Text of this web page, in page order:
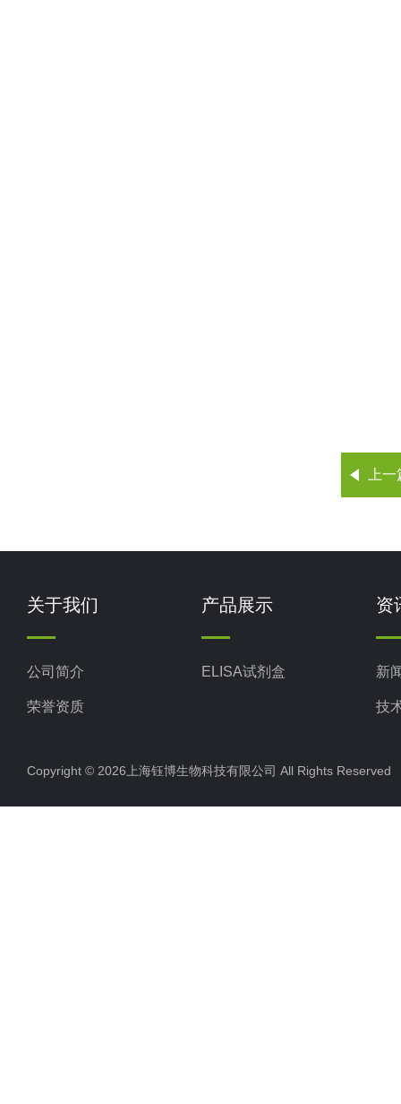
上
关于我们
公司简介
荣誉资质
产品展示
ELISA试剂盒
资
新
技
Copyright © 2026上海钰博生物科技有限公司 All Rights